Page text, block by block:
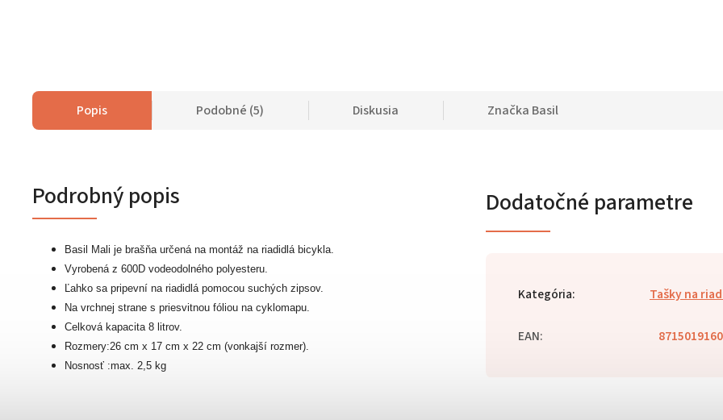
Popis Podobné (5) Diskusia Značka Basil
Podrobný popis
Basil Mali je brašňa určená na montáž na riadidlá bicykla.
Vyrobená z 600D vodeodolného polyesteru.
Ľahko sa pripevní na riadidlá pomocou suchých zipsov.
Na vrchnej strane s priesvitnou fóliou na cyklomapu.
Celková kapacita 8 litrov.
Rozmery:26 cm x 17 cm x 22 cm (vonkajší rozmer).
Nosnosť :max. 2,5 kg
Dodatočné parametre
Kategória: Tašky na
EAN: